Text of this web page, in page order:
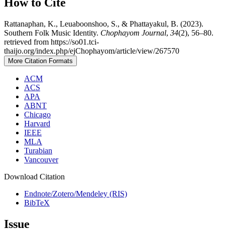
Rattanaphan, K., Leuaboonshoo, S., & Phattayakul, B. (2023).
Southern Folk Music Identity. Chophayom Journal, 34(2), 56–80.
retrieved from https://so01.tci-
thaijo.org/index.php/ejChophayom/article/view/267570
More Citation Formats
ACM
ACS
APA
ABNT
Chicago
Harvard
IEEE
MLA
Turabian
Vancouver
Download Citation
Endnote/Zotero/Mendeley (RIS)
BibTeX
Issue